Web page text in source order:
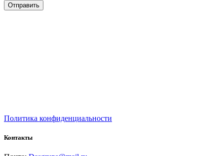
Политика конфиденциальности
Контакты